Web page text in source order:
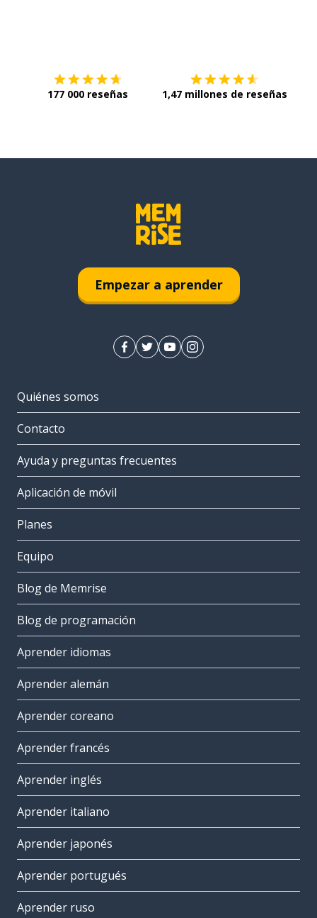
177 000 reseñas 1,47 millones de reseñas
Empezar a aprender
Quiénes somos
Contacto
Ayuda y preguntas frecuentes
Aplicación de móvil
Planes
Equipo
Blog de Memrise
Blog de programación
Aprender idiomas
Aprender alemán
Aprender coreano
Aprender francés
Aprender inglés
Aprender italiano
Aprender japonés
Aprender portugués
Aprender ruso